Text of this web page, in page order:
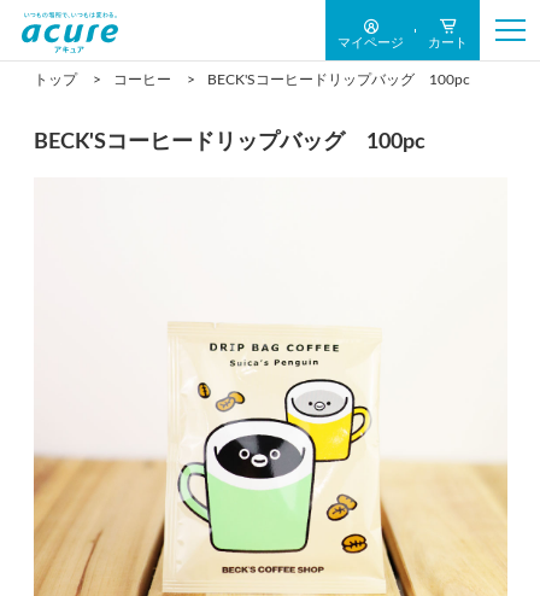
マイページ カート
トップ コーヒー BECK'Sコーヒードリップバッグ 100pc
BECK'Sコーヒードリップバッグ 100pc